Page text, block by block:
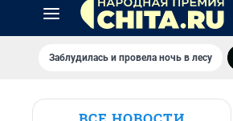
Заблудилась и провела ночь в лесу